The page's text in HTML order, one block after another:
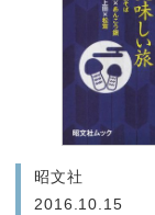
昭文社
2016.10.15